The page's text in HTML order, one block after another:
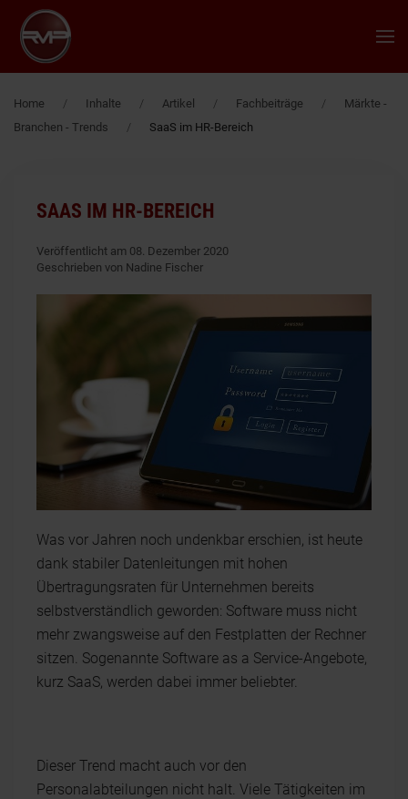
Zum Hauptinhalt springen
Home Inhalte Artikel Fachbeiträge
Märkte -
Branchen - Trends
SaaS im HR-Bereich
SAAS IM HR-BEREICH
Veröffentlicht am 08. Dezember 2020
Geschrieben von Nadine Fischer
Was vor Jahren noch undenkbar erschien, ist heute
dank stabiler Datenleitungen mit hohen
Übertragungsraten für Unternehmen bereits
selbstverständlich geworden: Software muss nicht
mehr zwangsweise auf den Festplatten der Rechner
sitzen. Sogenannte Software as a Service-Angebote,
kurz SaaS, werden dabei immer beliebter.
Dieser Trend macht auch vor den
Personalabteilungen nicht halt. Viele Tätigkeiten im